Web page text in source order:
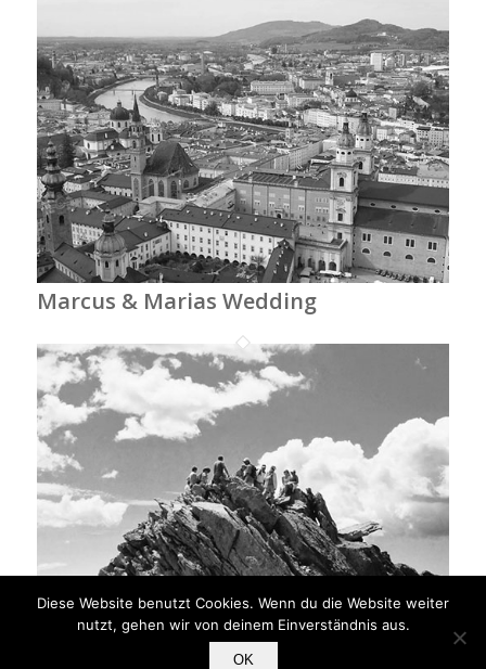
Marcus & Marias Wedding
Anna & Tonys Wedding
Diese Website benutzt Cookies. Wenn du die Website weiter
nutzt, gehen wir von deinem Einverständnis aus.
OK